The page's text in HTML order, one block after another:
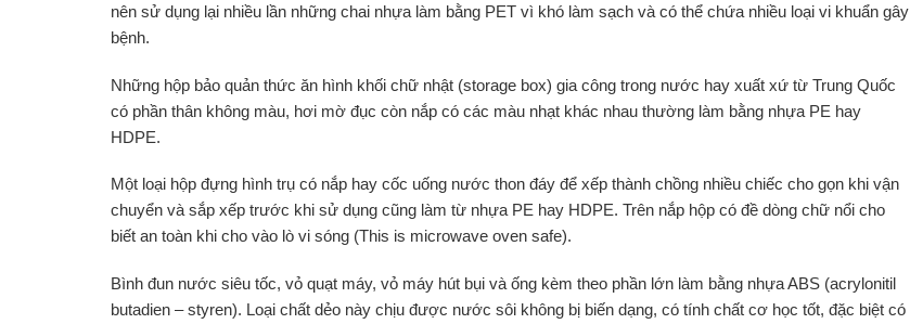
nên sử dụng lại nhiều lần những chai nhựa làm bằng PET vì khó làm sạch và có thể chứa nhiều loại vi khuẩn gây
bệnh.
Những hộp bảo quản thức ăn hình khối chữ nhật (storage box) gia công trong nước hay xuất xứ từ Trung Quốc
có phần thân không màu, hơi mờ đục còn nắp có các màu nhạt khác nhau thường làm bằng nhựa PE hay
HDPE.
Một loại hộp đựng hình trụ có nắp hay cốc uống nước thon đáy để xếp thành chồng nhiều chiếc cho gọn khi vận
chuyển và sắp xếp trước khi sử dụng cũng làm từ nhựa PE hay HDPE. Trên nắp hộp có đề dòng chữ nổi cho
biết an toàn khi cho vào lò vi sóng (This is microwave oven safe).
Bình đun nước siêu tốc, vỏ quạt máy, vỏ máy hút bụi và ống kèm theo phần lớn làm bằng nhựa ABS (acrylonitil
butadien – styren). Loại chất dẻo này chịu được nước sôi không bị biến dạng, có tính chất cơ học tốt, đặc biệt có